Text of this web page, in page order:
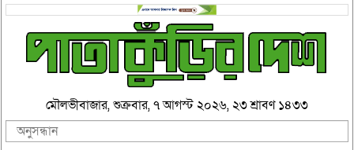
মৌলভীবাজার, শুক্রবার, ৭ আগস্ট ২০২৬, ২৩ শ্রাবণ ১৪৩৩